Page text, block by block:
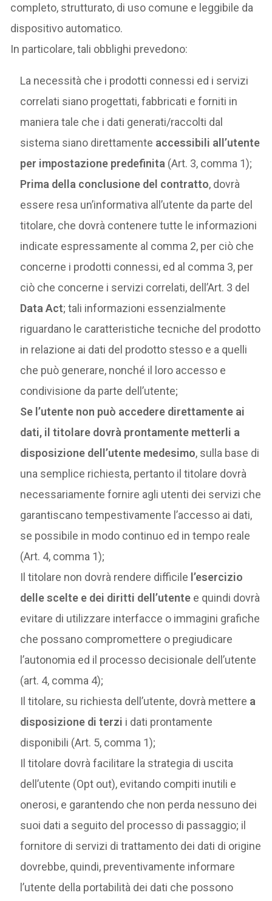
completo, strutturato, di uso comune e leggibile da
dispositivo automatico.
In particolare, tali obblighi prevedono:
La necessità che i prodotti connessi ed i servizi
correlati siano progettati, fabbricati e forniti in
maniera tale che i dati generati/raccolti dal
sistema siano direttamente accessibili all’utente
per impostazione predefinita (Art. 3, comma 1);
Prima della conclusione del contratto, dovrà
essere resa un’informativa all’utente da parte del
titolare, che dovrà contenere tutte le informazioni
indicate espressamente al comma 2, per ciò che
concerne i prodotti connessi, ed al comma 3, per
ciò che concerne i servizi correlati, dell’Art. 3 del
Data Act; tali informazioni essenzialmente
riguardano le caratteristiche tecniche del prodotto
in relazione ai dati del prodotto stesso e a quelli
che può generare, nonché il loro accesso e
condivisione da parte dell’utente;
Se l’utente non può accedere direttamente ai
dati, il titolare dovrà prontamente metterli a
disposizione dell’utente medesimo, sulla base di
una semplice richiesta, pertanto il titolare dovrà
necessariamente fornire agli utenti dei servizi che
garantiscano tempestivamente l’accesso ai dati,
se possibile in modo continuo ed in tempo reale
(Art. 4, comma 1);
Il titolare non dovrà rendere difficile l’esercizio
delle scelte e dei diritti dell’utente e quindi dovrà
evitare di utilizzare interfacce o immagini grafiche
che possano compromettere o pregiudicare
l’autonomia ed il processo decisionale dell’utente
(art. 4, comma 4);
Il titolare, su richiesta dell’utente, dovrà mettere a
disposizione di terzi i dati prontamente
disponibili (Art. 5, comma 1);
Il titolare dovrà facilitare la strategia di uscita
dell’utente (Opt out), evitando compiti inutili e
onerosi, e garantendo che non perda nessuno dei
suoi dati a seguito del processo di passaggio; il
fornitore di servizi di trattamento dei dati di origine
dovrebbe, quindi, preventivamente informare
l’utente della portabilità dei dati che possono